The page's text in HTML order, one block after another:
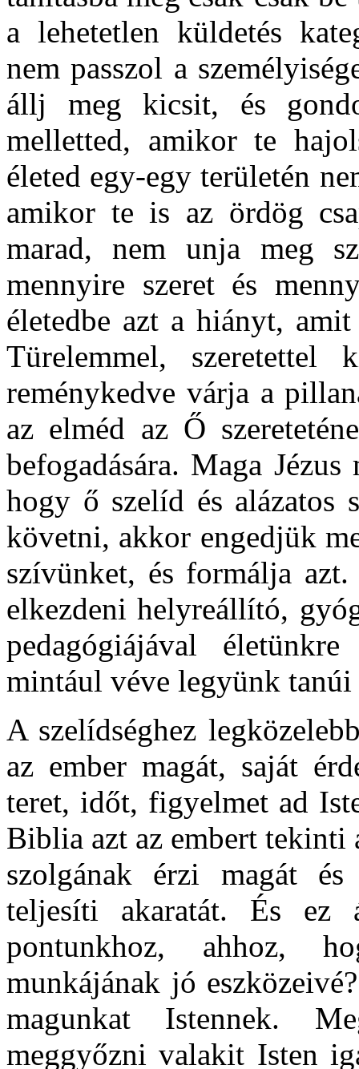
a lehetetlen küldetés
nem passzol a
állj meg kicsit, és
melletted, amikor te
életed egy-egy területén
amikor te is az ördög
marad, nem unja meg
mennyire szeret és
életedbe azt a hiányt,
Türelemmel, szeretettel
reménykedve várja a
az elméd az Ő
befogadására. Maga
hogy ő szelíd és alázatos
követni, akkor engedjük
szívünket, és formálja
elkezdeni helyreállító,
pedagógiájával
mintául véve legyünk tanúi
A szelídséghez
az ember magát, saját
teret, időt, figyelmet ad
Biblia azt az embert tekinti
szolgának érzi magát és
teljesíti akaratát. És
pontunkhoz, ahhoz,
munkájának jó
magunkat Istennek.
meggyőzni valakit Isten